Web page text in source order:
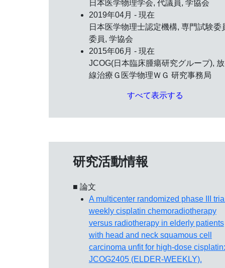
日本医学物理学会, 代議員, 学協会
2019年04月 - 現在
日本医学物理士認定機構, 専門試験委
委員, 学協会
2015年06月 - 現在
JCOG(日本臨床腫瘍研究グループ),
線治療Ｇ医学物理ＷＧ 研究事務局
すべて表示する
研究活動情報
■ 論文
A multicenter randomized phase III
weekly cisplatin chemoradiotherapy
versus radiotherapy in elderly patients
with head and neck squamous cell
carcinoma unfit for high-dose cisplatin:
JCOG2405 (ELDER-WEEKLY).